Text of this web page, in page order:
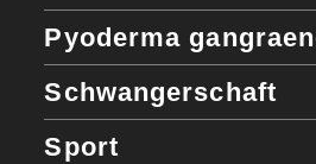
Pyoderma
Schwangerschaft
Sport